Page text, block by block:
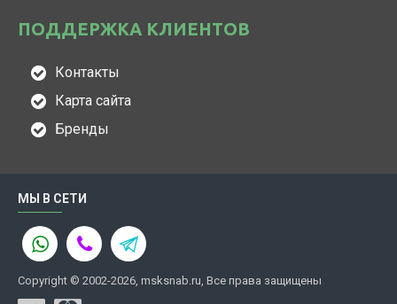
ПОДДЕРЖКА КЛИЕНТОВ
Контакты
Карта сайта
Бренды
МЫ В СЕТИ
Copyright © 2002-2026, msksnab.ru, Все права защищены